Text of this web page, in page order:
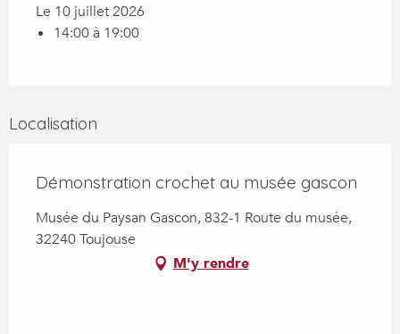
Le 10 juillet 2026
14:00 à 19:00
Localisation
Démonstration crochet au musée gascon
Musée du Paysan Gascon, 832-1 Route du musée,
32240 Toujouse
M'y rendre